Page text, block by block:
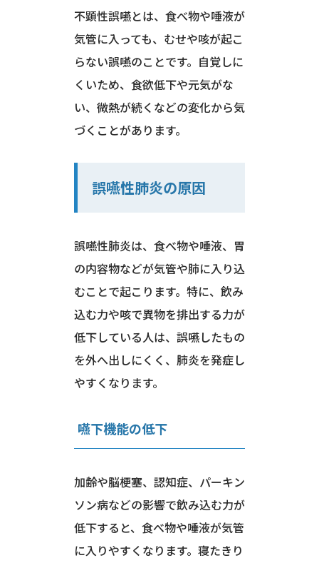
不顕性誤嚥とは、食べ物や唾液が
気管に入っても、むせや咳が起こ
らない誤嚥のことです。自覚しに
くいため、食欲低下や元気がな
い、微熱が続くなどの変化から気
づくことがあります。
誤嚥性肺炎の原因
誤嚥性肺炎は、食べ物や唾液、胃
の内容物などが気管や肺に入り込
むことで起こります。特に、飲み
込む力や咳で異物を排出する力が
低下している人は、誤嚥したもの
を外へ出しにくく、肺炎を発症し
やすくなります。
嚥下機能の低下
加齢や脳梗塞、認知症、パーキン
ソン病などの影響で飲み込む力が
低下すると、食べ物や唾液が気管
に入りやすくなります。寝たきり